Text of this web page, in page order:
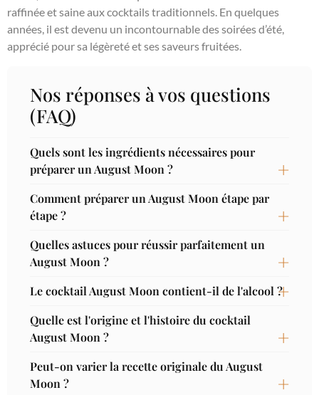
raffinée et saine aux cocktails traditionnels. En quelques
années, il est devenu un incontournable des soirées d’été,
apprécié pour sa légèreté et ses saveurs fruitées.
Nos réponses à vos questions
(FAQ)
Quels sont les ingrédients nécessaires pour
préparer un August Moon ?
Comment préparer un August Moon étape par
étape ?
Quelles astuces pour réussir parfaitement un
August Moon ?
Le cocktail August Moon contient-il de l'alcool ?
Quelle est l'origine et l'histoire du cocktail
August Moon ?
Peut-on varier la recette originale du August
Moon ?